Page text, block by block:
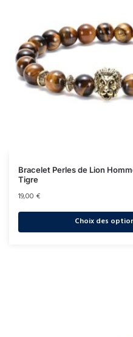
Bracelet Perles de Lion
Tigre
19,00 €
Choix des